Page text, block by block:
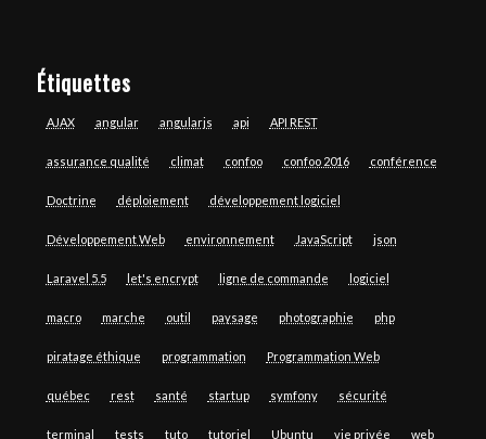
Étiquettes
AJAX angular angularjs api API REST
assurance qualité climat confoo confoo 2016 conférence
Doctrine déploiement développement logiciel
Développement Web environnement JavaScript json
Laravel 5.5 let's encrypt ligne de commande logiciel
macro marche outil paysage photographie php
piratage éthique programmation Programmation Web
québec rest santé startup symfony sécurité
terminal tests tuto tutoriel Ubuntu vie privée web